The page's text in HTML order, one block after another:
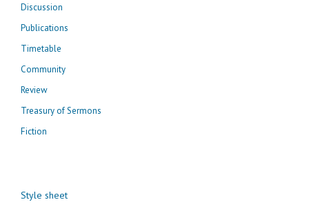
Discussion
Publications
Timetable
Community
Review
Treasury of Sermons
Fiction
Style sheet